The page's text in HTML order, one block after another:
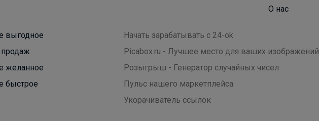
О нас
выгодное
желанное
быстрое
Начать зарабатывать с 24-ok
Picabox.ru - Лучшее место для ваших изображений
Розыгрыш - Генератор случайных чисел
Пульс нашего маркетплейса
Укорачиватель ссылок
Красотка
CROSBY полуботинки для занятий спортом и на